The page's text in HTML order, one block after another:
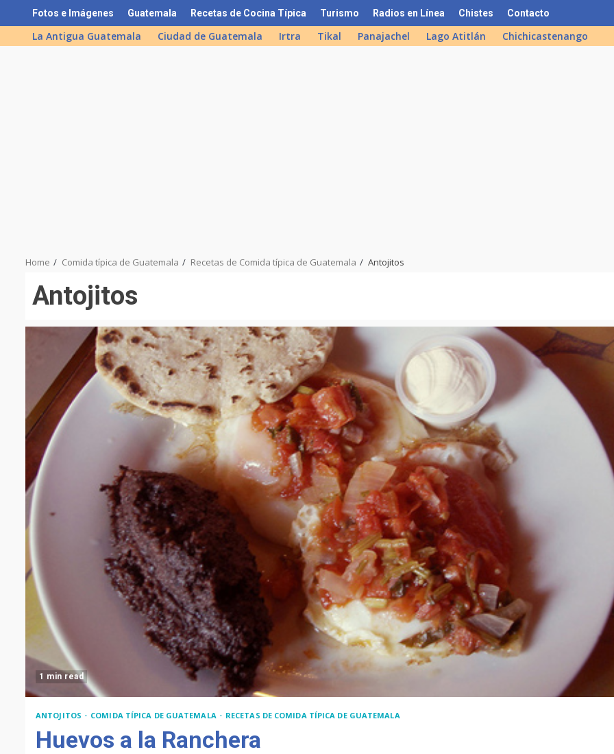
to
content
Fotos e Imágenes Guatemala Recetas de Cocina Típica Turismo Radios en Línea Chistes Contacto
La Antigua Guatemala Ciudad de Guatemala Irtra Tikal Panajachel Lago Atitlán Chichicastenango
Home Comida típica de Guatemala Recetas de Comida típica de Guatemala Antojitos
Antojitos
1 min read
ANTOJITOS COMIDA TÍPICA DE GUATEMALA RECETAS DE COMIDA TÍPICA DE GUATEMALA
Huevos a la Ranchera